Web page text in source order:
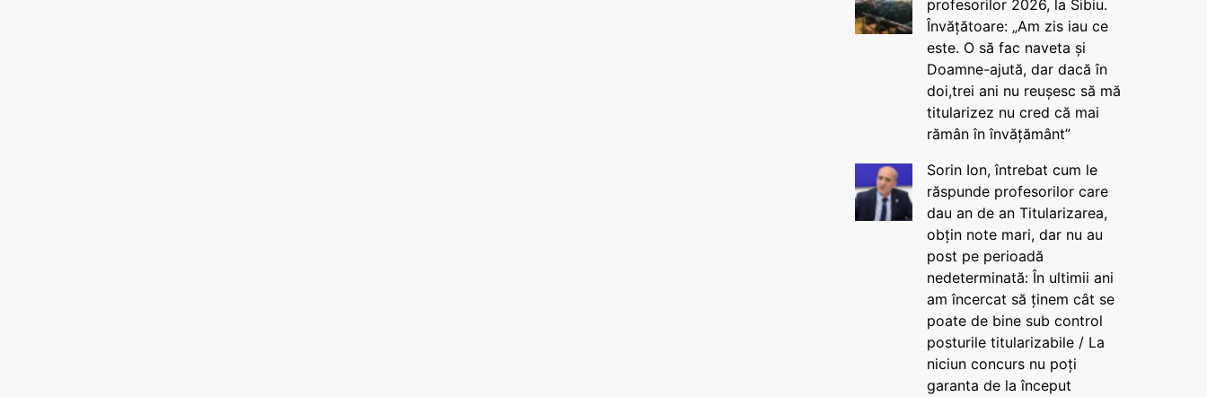
profesorilor 2026, la Sibiu.
Învățătoare: „Am zis iau ce
este. O să fac naveta și
Doamne-ajută, dar dacă în
doi,trei ani nu reușesc să mă
titularizez nu cred că mai
rămân în învățământ”
Sorin Ion, întrebat cum le
răspunde profesorilor care
dau an de an Titularizarea,
obțin note mari, dar nu au
post pe perioadă
nedeterminată: În ultimii ani
am încercat să ținem cât se
poate de bine sub control
posturile titularizabile / La
niciun concurs nu poți
garanta de la început